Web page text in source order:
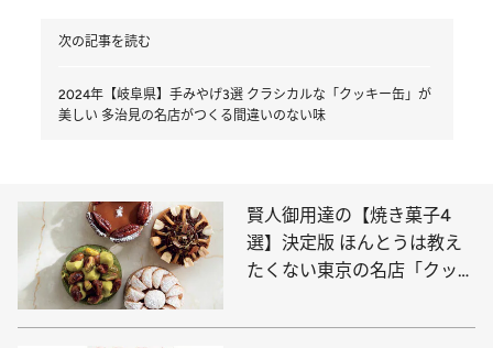
次の記事を読む
2024年【岐阜県】手みやげ3選 クラシカルな「クッキー缶」が
美しい 多治見の名店がつくる間違いのない味
賢人御用達の【焼き菓子4
選】決定版 ほんとうは教え
たくない東京の名店「クッキ